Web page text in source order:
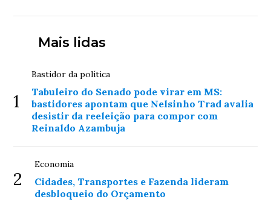
Mais lidas
1
Bastidor da política
Tabuleiro do Senado pode virar em MS:
bastidores apontam que Nelsinho Trad avalia
desistir da reeleição para compor com
Reinaldo Azambuja
2
Economia
Cidades, Transportes e Fazenda lideram
desbloqueio do Orçamento